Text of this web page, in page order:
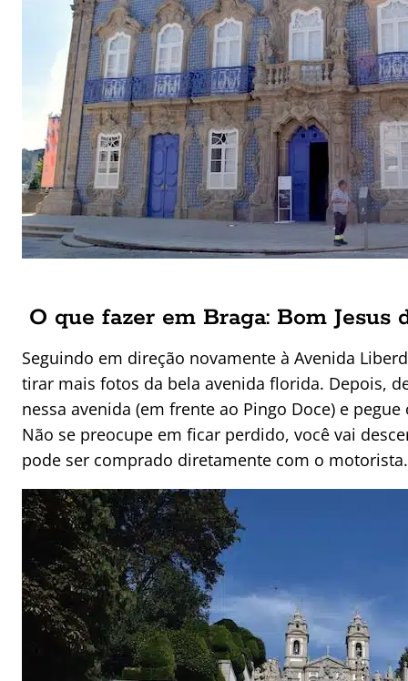
O que fazer em Braga: Bom Jesus
Seguindo em direção novamente à Avenida
tirar mais fotos da bela avenida florida. Depois,
nessa avenida (em frente ao Pingo Doce) e
Não se preocupe em ficar perdido, você vai
pode ser comprado diretamente com o motorista.